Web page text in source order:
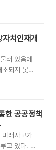
찌르기:
자인 스튜디
. 스코틀
age
환기의 긴
파트너)
.아동 돌봄
치인재개
러 있음에
되지 못하
스, 소유
서비스디자
의–반복 실
하는 추진
도 정부 내
한 공공정책
미래사고가
고 있다. 영